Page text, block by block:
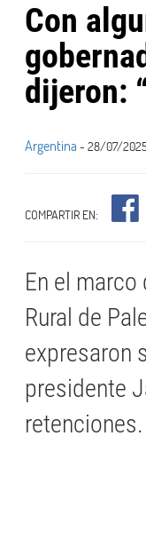
Con
dijeron:
Argentina - 28/07/2025
COMPARTIR EN:
En el
Rural de
expresaron
presidente
retenciones.